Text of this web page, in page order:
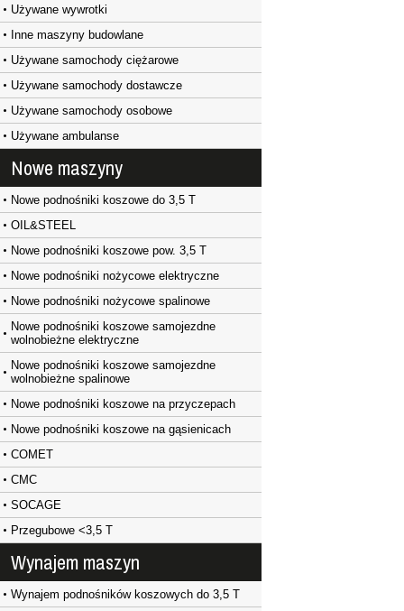
Używane wywrotki
Inne maszyny budowlane
Używane samochody ciężarowe
Używane samochody dostawcze
Używane samochody osobowe
Używane ambulanse
Nowe maszyny
Nowe podnośniki koszowe do 3,5 T
OIL&STEEL
Nowe podnośniki koszowe pow. 3,5 T
Nowe podnośniki nożycowe elektryczne
Nowe podnośniki nożycowe spalinowe
Nowe podnośniki koszowe samojezdne
wolnobieżne elektryczne
Nowe podnośniki koszowe samojezdne
wolnobieżne spalinowe
Nowe podnośniki koszowe na przyczepach
Nowe podnośniki koszowe na gąsienicach
COMET
CMC
SOCAGE
Przegubowe <3,5 T
Wynajem maszyn
Wynajem podnośników koszowych do 3,5 T